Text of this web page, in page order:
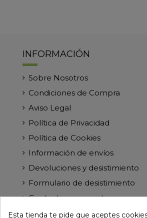
INFORMACIÓN
Sobre Nosotros
Condiciones de Compra
Aviso Legal
Política de Privacidad
Política de Cookies
Información de envíos
Devoluciones y desistimiento
Formulario de desistimiento
Contacte con nosotros
Esta tienda te pide que aceptes